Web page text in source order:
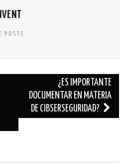
POSTS
¿ES IMPORTANTE
DOCUMENTAR EN MATERIA
DE CIBSERSEGURIDAD?